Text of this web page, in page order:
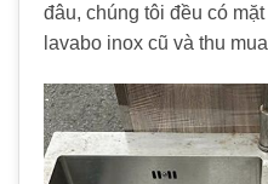
đâu, chúng tôi đều có
lavabo inox cũ và thu